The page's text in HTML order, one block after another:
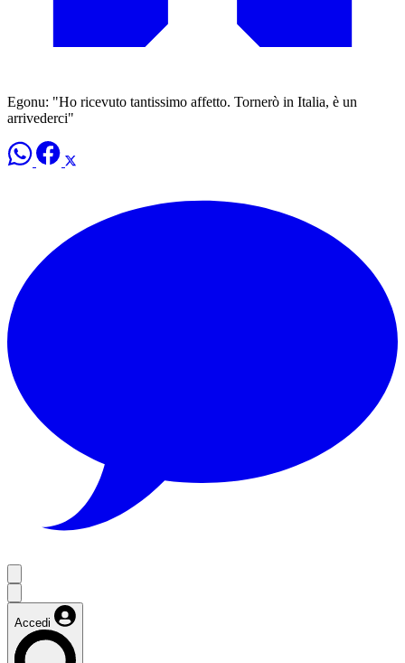
Egonu: "Ho ricevuto tantissimo affetto. Tornerò in Italia, è un
arrivederci"
Accedi